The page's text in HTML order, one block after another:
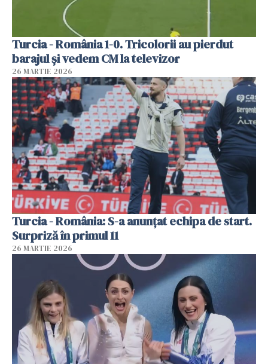
Turcia - România 1-0. Tricolorii au pierdut
barajul și vedem CM la televizor
26 MARTIE 2026
Turcia - România: S-a anunțat echipa de start.
Surpriză în primul 11
26 MARTIE 2026